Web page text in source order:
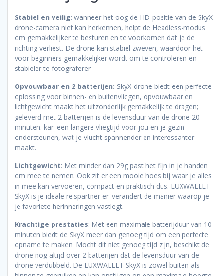
Stabiel en veilig: wanneer het oog de HD-positie van de SkyX
drone-camera niet kan herkennen, helpt de Headless-modus
om gemakkelijker te besturen en te voorkomen dat je de
richting verliest. De drone kan stabiel zweven, waardoor het
voor beginners gemakkelijker wordt om te controleren en
stabieler te fotograferen
Opvouwbaar en 2 batterijen: SkyX-drone biedt een perfecte
oplossing voor binnen- en buitenvliegen, opvouwbaar en
lichtgewicht maakt het uitzonderlijk gemakkelijk te dragen;
geleverd met 2 batterijen is de levensduur van de drone 20
minuten. kan een langere vliegtijd voor jou en je gezin
ondersteunen, wat je vlucht spannender en interessanter
maakt.
Lichtgewicht: Met minder dan 29g past het fijn in je handen
om mee te nemen. Ook zit er een mooie hoes bij waar je alles
in mee kan vervoeren, compact en praktisch dus. LUXWALLET
SkyX is je ideale reispartner en verandert de manier waarop je
je favoriete herinneringen vastlegt.
Krachtige prestaties: Met een maximale batterijduur van 10
minuten biedt de SkyX meer dan genoeg tijd om een perfecte
opname te maken. Mocht dit niet genoeg tijd zijn, beschikt de
drone nog altijd over 2 batterijen dat de levensduur van de
drone verdubbeld. De LUXWALLET SkyX is zowel buiten als